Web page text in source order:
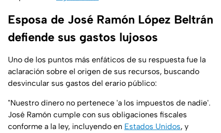
Esposa de José Ramón López Beltrán
defiende sus gastos lujosos
Uno de los puntos más enfáticos de su respuesta fue la
aclaración sobre el origen de sus recursos, buscando
desvincular sus gastos del erario público:
"Nuestro dinero no pertenece 'a los impuestos de nadie'.
José Ramón cumple con sus obligaciones fiscales
conforme a la ley, incluyendo en Estados Unidos, y